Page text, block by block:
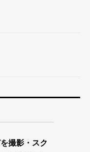
撮影・スク